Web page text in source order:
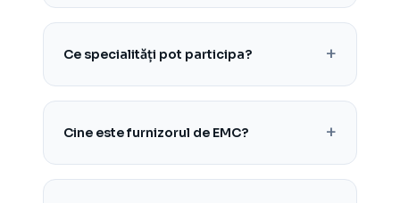
Ce specialități pot participa?
Cine este furnizorul de EMC?